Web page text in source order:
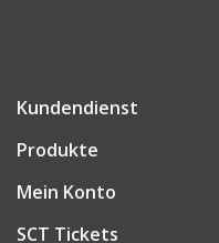
Kundendienst
Produkte
Mein Konto
SCT Tickets